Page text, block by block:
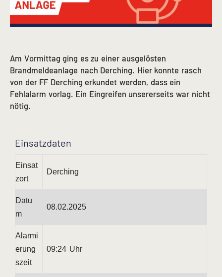
Am Vormittag ging es zu einer ausgelösten
Brandmeldeanlage nach Derching. Hier konnte rasch
von der FF Derching erkundet werden, dass ein
Fehlalarm vorlag. Ein Eingreifen unsererseits war nicht
nötig.
Einsatzdaten
Einsat
zort
Derching
Datu
m
08.02.2025
Alarmi
erung
szeit
09:24 Uhr